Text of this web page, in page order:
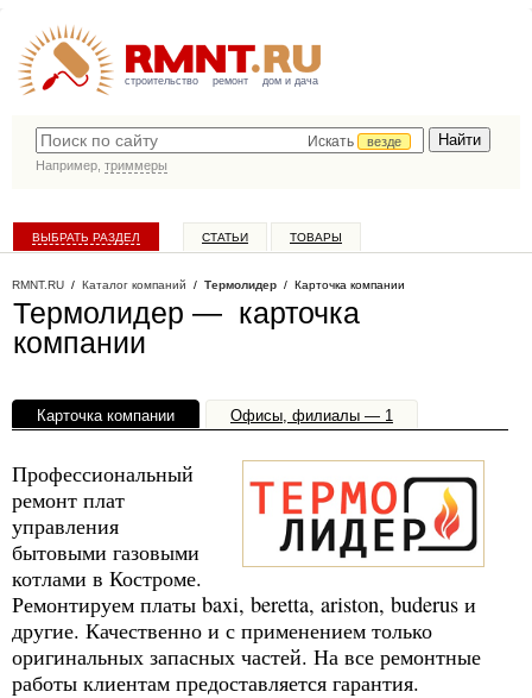
строительство ремонт дом и дача
Искать
везде
Например, триммеры
ВЫБРАТЬ РАЗДЕЛ СТАТЬИ ТОВАРЫ
RMNT.RU / Каталог компаний / Термолидер / Карточка компании
Термолидер — карточка
компании
Карточка компании Офисы, филиалы — 1
Профессиональный
ремонт плат
управления
бытовыми газовыми
котлами в Костроме.
Ремонтируем платы baxi, beretta, ariston, buderus и
другие. Качественно и с применением только
оригинальных запасных частей. На все ремонтные
работы клиентам предоставляется гарантия.